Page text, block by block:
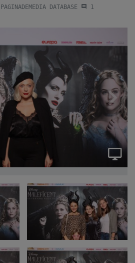
PAGINADEMEDIA DATABASE 1